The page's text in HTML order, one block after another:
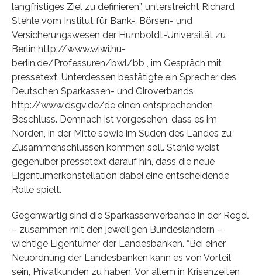
langfristiges Ziel zu definieren”, unterstreicht Richard
Stehle vom Institut für Bank-, Börsen- und
Versicherungswesen der Humboldt-Universität zu
Berlin http://www.wiwi.hu-
berlin.de/Professuren/bwl/bb , im Gespräch mit
pressetext. Unterdessen bestätigte ein Sprecher des
Deutschen Sparkassen- und Giroverbands
http://www.dsgv.de/de einen entsprechenden
Beschluss. Demnach ist vorgesehen, dass es im
Norden, in der Mitte sowie im Süden des Landes zu
Zusammenschlüssen kommen soll. Stehle weist
gegenüber pressetext darauf hin, dass die neue
Eigentümerkonstellation dabei eine entscheidende
Rolle spielt.
Gegenwärtig sind die Sparkassenverbände in der Regel
– zusammen mit den jeweiligen Bundesländern –
wichtige Eigentümer der Landesbanken. “Bei einer
Neuordnung der Landesbanken kann es von Vorteil
sein, Privatkunden zu haben. Vor allem in Krisenzeiten